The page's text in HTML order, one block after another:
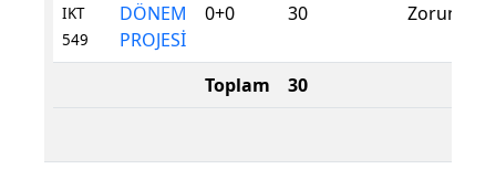
IKT
549
DÖNEM
PROJESİ
0+0 30 Zorunlu
Toplam 30